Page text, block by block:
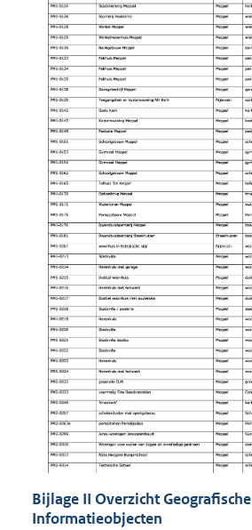
Bijlage II Overzicht Geografische
Informatieobjecten